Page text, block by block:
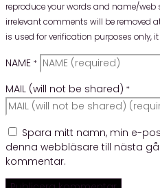
reproduce your words and name/
irrelevant comments will be removed
is used for verification purposes only,
NAME *
MAIL (will not be shared) *
Spara mitt namn, min e-
denna webbläsare till nästa
kommentar.